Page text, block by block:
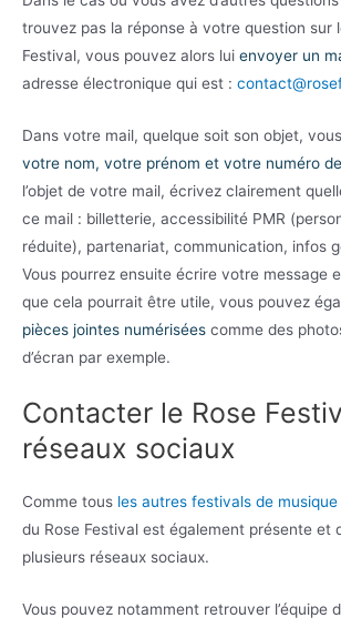
trouvez pas la réponse à votre question sur
Festival, vous pouvez alors lui envoyer un
adresse électronique qui est :
Dans votre mail, quelque soit son objet,
votre nom, votre prénom et votre numéro
l’objet de votre mail, écrivez clairement
ce mail : billetterie, accessibilité PMR
réduite), partenariat, communication, infos
Vous pourrez ensuite écrire votre message
que cela pourrait être utile, vous pouvez
pièces jointes numérisées comme des
d’écran par exemple.
Contacter le Rose
réseaux sociaux
Comme tous les autres festivals de
du Rose Festival est également présente et
plusieurs réseaux sociaux.
Vous pouvez notamment retrouver l’équipe